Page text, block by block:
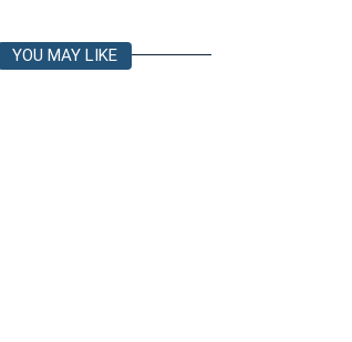
YOU MAY LIKE